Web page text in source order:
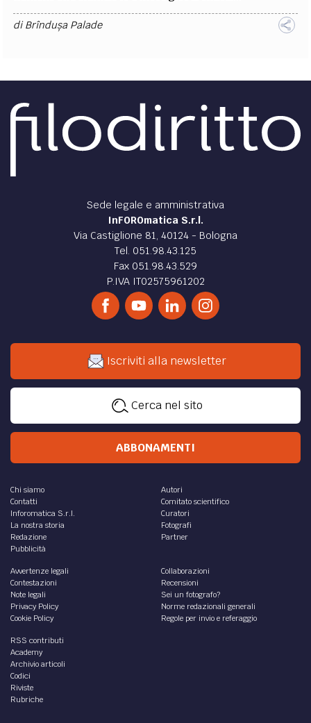
diBrîndușa Palade
Sede legale e amministrativa
InFOROmatica S.r.l.
Via Castiglione 81, 40124 - Bologna
Tel. 051.98.43.125
Fax 051.98.43.529
P.IVA IT02575961202
Iscriviti alla newsletter
Cerca nel sito
ABBONAMENTI
Chi siamo
Contatti
Inforomatica S.r.l.
La nostra storia
Redazione
Pubblicità
Autori
Comitato scientifico
Curatori
Fotografi
Partner
Avvertenze legali
Contestazioni
Note legali
Privacy Policy
Cookie Policy
Collaborazioni
Recensioni
Sei un fotografo?
Norme redazionali generali
Regole per invio e referaggio
RSS contributi
Academy
Archivio articoli
Codici
Riviste
Rubriche